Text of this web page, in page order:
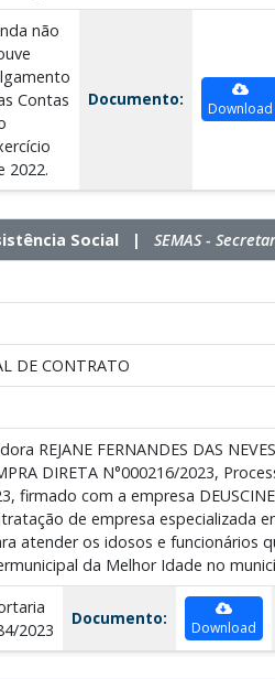
não
Contas
2022.
Documento: Download
Social | SEMAS -
DE CONTRATO
REJANE FERNANDES DAS
DIRETA N°000216/2023,
firmado com a empresa
de empresa especializada
atender os idosos e funcionários
da Melhor Idade no
2023
Documento: Download